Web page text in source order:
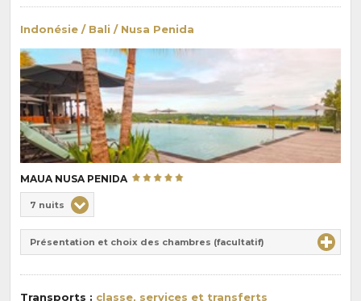
Indonésie / Bali / Nusa Penida
MAUA NUSA PENIDA
de
pension
:
Durée
7 nuits
Présentation et choix des chambres (facultatif)
Transports : classe, services et transferts